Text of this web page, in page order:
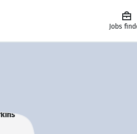
Jobs